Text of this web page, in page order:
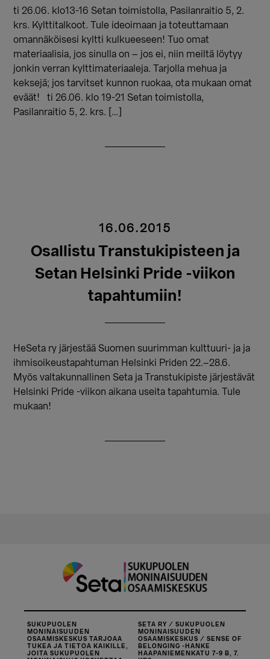
ti 26.06. klo13-16 Setan toimistolla, Pasilanraitio 5, 2.
krs. Kylttitalkoot. Tule ideoimaan ja toteuttamaan
omannäköisesi kyltti kulkueeseen! Tuo omat
materiaalisia, jos sinulla on – jos ei, niin meiltä löytyy
jonkin verran kylttimateriaaleja. Tarjolla mehua ja
keksejä; jos tarvitset kunnon ruokaa, ota mukaan omat
eväät! ti 26.06. klo 19-21 Setan toimistolla,
Pasilanraitio 5, 2. krs. […]
16.06.2015
Osallistu Transtukipisteen ja
Setan Helsinki Pride -viikon
tapahtumiin!
HeSeta ry järjestää Suomen suurimman kulttuuri- ja ja
ihmisoikeustapahtuman Helsinki Priden 22.–28.6.
Myös valtakunnallinen Seta ja Transtukipiste järjestävät
Helsinki Pride -viikon aikana useita tapahtumia. Tule
mukaan!
SUKUPUOLEN
MONINAISUUDEN
OSAAMISKESKUS TARJOAA
TUKEA JA TIETOA KAIKILLE,
JOITA SUKUPUOLEN
SETA RY / SUKUPUOLEN
MONINAISUUDEN
OSAAMISKESKUS / SENSE OF
BELONGING -HANKE
HAAPANIEMENKATU 7-9 B, 7.